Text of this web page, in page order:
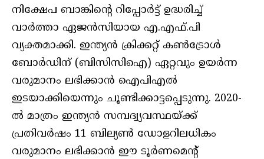
നിക്ഷേപ ബാങ്കിന്റെ റിപ്പോര്‍ട്ട് ഉദ്ധരിച്ച്
വാര്‍ത്താ ഏജന്‍സിയായ എ.എഫ്.പി
വ്യക്തമാക്കി. ഇന്ത്യന്‍ ക്രിക്കറ്റ് കണ്‍ട്രോള്‍
ബോര്‍ഡിന് (ബിസിസിഐ) ഏറ്റവും ഉയര്‍ന്ന
വരുമാനം ലഭിക്കാന്‍ ഐപിഎല്‍
ഇടയാക്കിയെന്നും ചൂണ്ടിക്കാട്ടപ്പെടുന്നു. 2020-
ല്‍ മാത്രം ഇന്ത്യന്‍ സമ്പദ്വ്യവസ്ഥയ്ക്ക്
പ്രതിവര്‍ഷം 11 ബില്യണ്‍ ഡോളറിലധികം
വരുമാനം ലഭിക്കാന്‍ ഈ ടൂര്‍ണമെന്റ്